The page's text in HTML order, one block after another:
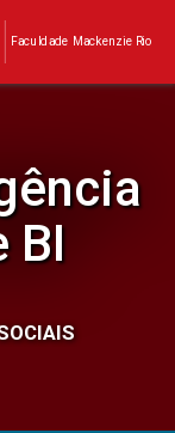
Faculdade Mackenzie Rio
BI